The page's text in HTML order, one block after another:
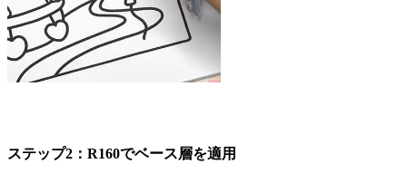
ステップ2：R160でベース層を適用